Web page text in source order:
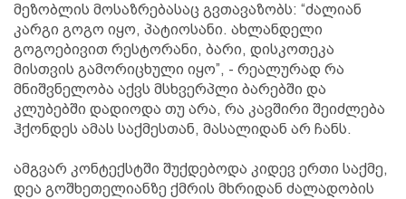
მეზობლის მოსაზრებასაც გვთავაზობს: “ძალიან
კარგი გოგო იყო, პატიოსანი. ახლანდელი
გოგოებივით რესტორანი, ბარი, დისკოთეკა
მისთვის გამორიცხული იყო”, - რეალურად რა
მნიშვნელობა აქვს მსხვერპლი ბარებში და
კლუბებში დადიოდა თუ არა, რა კავშირი შეიძლება
ჰქონდეს ამას საქმესთან, მასალიდან არ ჩანს.
ამგვარ კონტექსტში შუქდებოდა კიდევ ერთი საქმე,
დეა გოშხეთელიანზე ქმრის მხრიდან ძალადობის